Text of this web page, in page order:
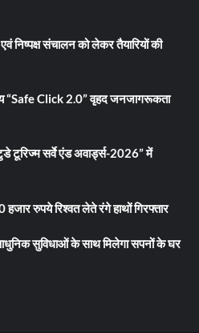
निष्पक्ष संचालन को लेकर तैयारियों की
“Safe Click 2.0” वृहद जनजागरूकता
टूरिज्म सर्वे एंड अवार्ड्स-2026” में
हजार रुपये रिश्वत लेते रंगे हाथों गिरफ्तार
सुविधाओं के साथ मिलेगा सपनों के घर